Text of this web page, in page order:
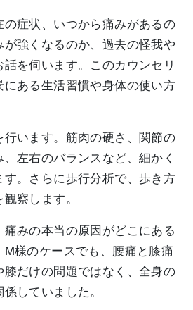
の症状、いつから痛みがあるの
が強くなるのか、過去の怪我や
を伺います。このカウンセリ
にある生活習慣や身体の使い方
行います。筋肉の硬さ、関節の
左右のバランスなど、細かく
す。さらに歩行分析で、歩き方
察します。
痛みの本当の原因がどこにある
様のケースでも、腰痛と膝痛
だけの問題ではなく、全身の
していました。